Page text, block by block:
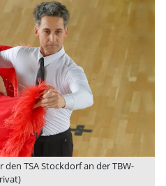
TSA Stockdorf an der TBW-